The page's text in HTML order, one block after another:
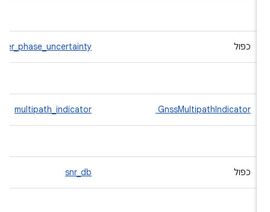
כפול carrier_phase_uncertainty
GnssMultipathIndicator
multipath_indicator
כפול snr_db